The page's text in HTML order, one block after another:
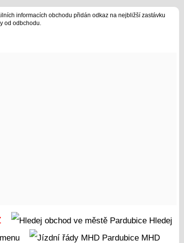
informacích obchodu přidán odkaz na nejbližší zastávku
od odbchodu.
Hledej
MHD